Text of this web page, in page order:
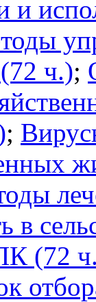
и
ч.);
;
в
(72